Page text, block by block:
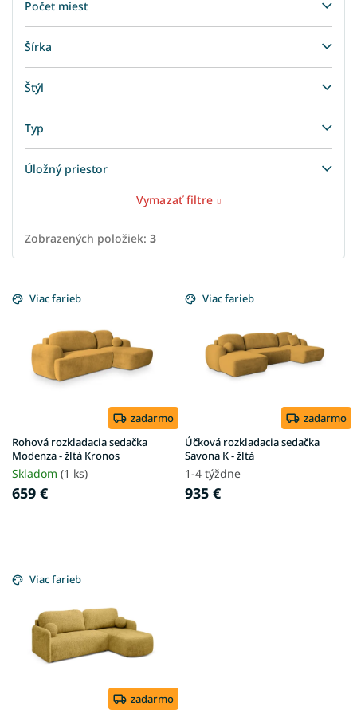
Počet miest
Šírka
Štýl
Typ
Úložný priestor
Vymazať filtre
Zobrazených položiek: 3
ý
u
k
t
o
Viac farieb
zadarmo
Rohová rozkladacia sedačka
Modenza - žltá Kronos
Skladom (1 ks)
659 €
Viac farieb
zadarmo
Účková rozkladacia sedačka
Savona K - žltá
1-4 týždne
935 €
Viac farieb
zadarmo